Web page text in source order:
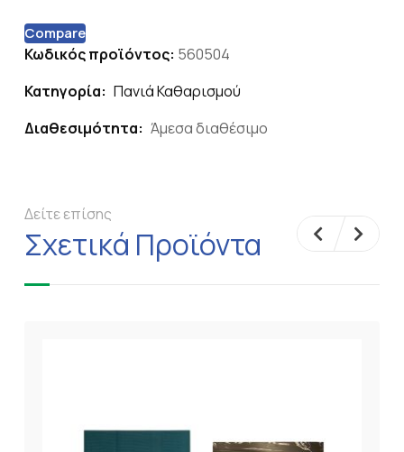
Compare
Κωδικός προϊόντος: 560504
Κατηγορία: Πανιά Καθαρισμού
Διαθεσιμότητα: Άμεσα διαθέσιμο
Δείτε επίσης
Σχετικά Προϊόντα